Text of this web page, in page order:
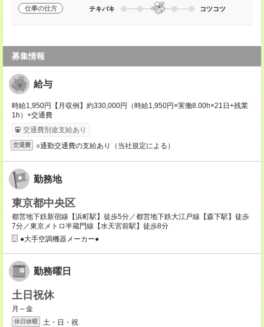
仕事の仕方 テキパキ コツコツ
募集情報
給与
時給1,950円【月収例】約330,000円（時給1,950円×実働8.00h×21日+残業
1h）+交通費
交通費別途支給あり
交通費 ○通勤交通費の支給あり（当社規定による）
勤務地
東京都中央区
都営地下鉄新宿線【浜町駅】徒歩5分／都営地下鉄大江戸線【森下駅】徒歩
7分／東京メトロ半蔵門線【水天宮前駅】徒歩8分
●大手空調機器メーカー●
勤務曜日
土日祝休
月～金
休日休暇 土・日・祝